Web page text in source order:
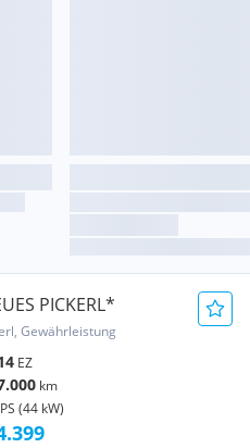
PICKERL*
Gewährleistung
EZ
km
PS (44 kW)